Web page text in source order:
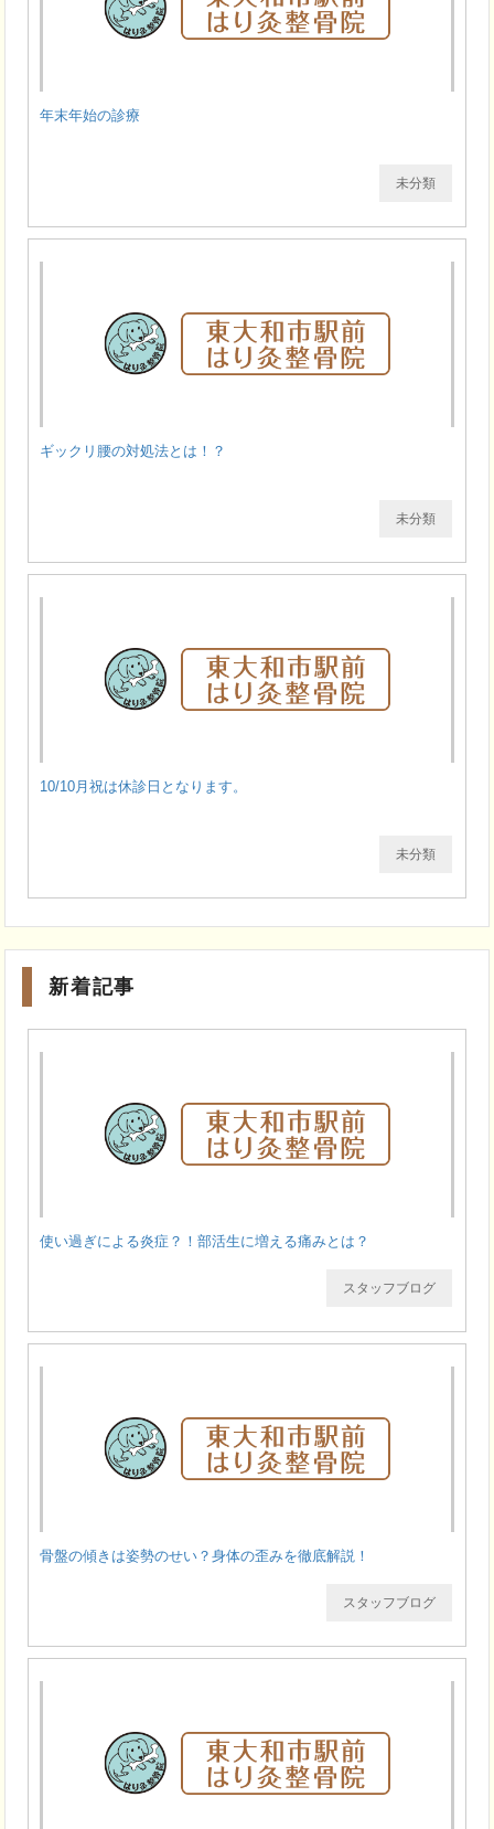
年末年始の診療
未分類
ギックリ腰の対処法とは！？
未分類
10/10月祝は休診日となります。
未分類
新着記事
使い過ぎによる炎症？！部活生に増える痛みとは？
スタッフブログ
骨盤の傾きは姿勢のせい？身体の歪みを徹底解説！
スタッフブログ